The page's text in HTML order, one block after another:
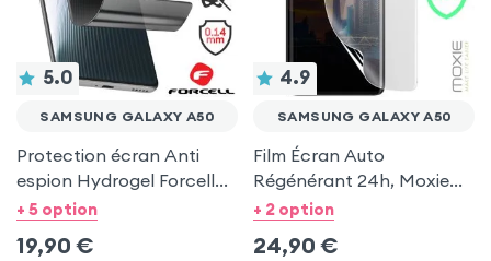
5.0
SAMSUNG GALAXY A50
Protection écran Anti
espion Hydrogel Forcell
pour Samsung Galaxy
+ 5 option
19,90 €
4.9
SAMSUNG GALAXY A50
Film Écran Auto
Régénérant 24h, Moxie
pour Samsung Galaxy
+ 2 option
24,90 €